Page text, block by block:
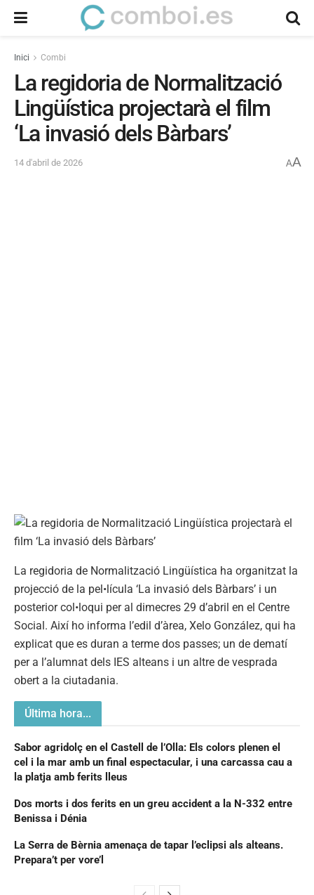
Inici Combi
La regidoria de Normalització
Lingüística projectarà el film
‘La invasió dels Bàrbars’
14 d'abril de 2026 AA
La regidoria de Normalització Lingüística ha organitzat la
projecció de la pel•lícula ‘La invasió dels Bàrbars’ i un
posterior col•loqui per al dimecres 29 d’abril en el Centre
Social. Així ho informa l’edil d’àrea, Xelo González, qui ha
explicat que es duran a terme dos passes; un de dematí
per a l’alumnat dels IES alteans i un altre de vesprada
obert a la ciutadania.
Última hora...
Sabor agridolç en el Castell de l’Olla: Els colors plenen el
cel i la mar amb un final espectacular, i una carcassa cau a
la platja amb ferits lleus
Dos morts i dos ferits en un greu accident a la N-332 entre
Benissa i Dénia
La Serra de Bèrnia amenaça de tapar l’eclipsi als alteans.
Prepara’t per vore’l